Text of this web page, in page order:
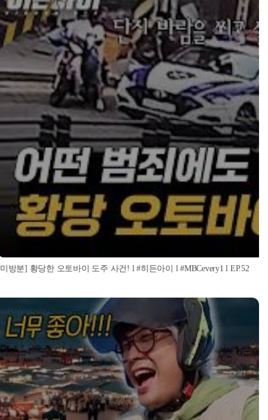
방분] 황당한 오토바이 도주 사건! l #히든아이 l #MBCevery1 l EP.52